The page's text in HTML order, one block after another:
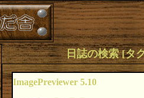
日誌の検索 [タ
ImagePreviewer 5.10